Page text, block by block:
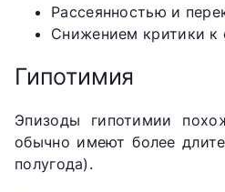
Рассеянностью и
Снижением критики
Гипотимия
Эпизоды гипотимии
обычно имеют более
полугода).